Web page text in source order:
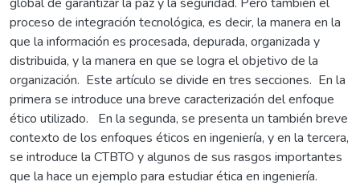
proceso de integración tecnológica, es decir, la manera en la
que la información es procesada, depurada, organizada y
distribuida, y la manera en que se logra el objetivo de la
organización. Este artículo se divide en tres secciones. En la
primera se introduce una breve caracterización del enfoque
ético utilizado. En la segunda, se presenta un también breve
contexto de los enfoques éticos en ingeniería, y en la tercera,
se introduce la CTBTO y algunos de sus rasgos importantes
que la hace un ejemplo para estudiar ética en ingeniería.